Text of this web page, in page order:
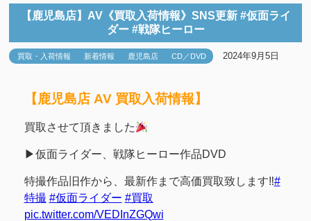
【鹿児島店】AV《買取入荷情報》SNS更新 #仮面ライ
ダー #戦隊ヒーロー
買取・入荷情報 新着情報 鹿児島店 CD／DVD 2024年9月5日
【鹿児島店 AV 買取入荷情報】
買取させて頂きました
▶仮面ライダー、戦隊ヒーロー作品DVD
特撮作品旧作から、最新作まで高価買取致します‼#
特撮 #仮面ライダー #買取
pic.twitter.com/VEDInZGQwi